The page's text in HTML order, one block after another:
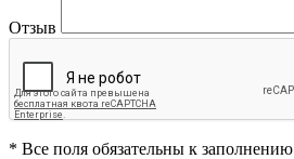
Отзыв
* Все поля обязательны к заполнению